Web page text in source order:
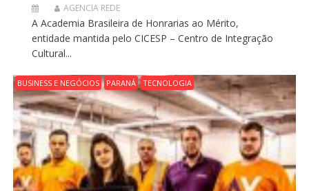
AGENCIA REDE
A Academia Brasileira de Honrarias ao Mérito,
entidade mantida pelo CICESP – Centro de Integração
Cultural...
BUSINESS E NEGÓCIOS PARANÁ TECNOLOGIA